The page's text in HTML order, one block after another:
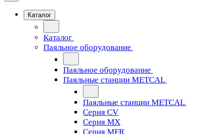
Каталог
Каталог
Паяльное оборудование
Паяльное оборудование
Паяльные станции METCAL
Паяльные станции METCAL
Серия CV
Серия MX
Серия MFR